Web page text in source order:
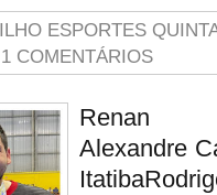
ESPORTES
1 COMENTÁRIOS
Renan
Alexandre